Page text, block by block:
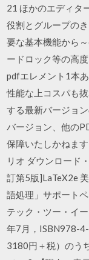
21 ほかのエディタ
役割とグループの
要な基本機能から
ードロック等の高
pdfエレメント1本
性能な上コスパも
する最新バージョ
バージョン、他の
保障いたしかねま
リオ ダウンロード
訂第5版]LaTeX2e
語処理」サポート
テック・ツー・イ
年7月，ISBN978-
3180円＋税）のう